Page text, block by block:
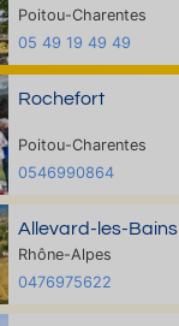
Poitou-Charentes
05 49 19 49 49
Rochefort
Poitou-Charentes
0546990864
Allevard-les-Bains
Rhône-Alpes
0476975622